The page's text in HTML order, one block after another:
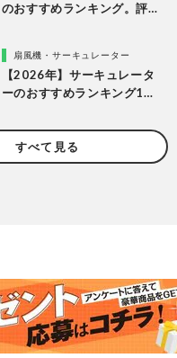
のおすすめランキング。評
扇風機・サーキュレーター
【2026年】サーキュレータ
ーのおすすめランキング10
性、使い勝手を徹底比較
すべて見る